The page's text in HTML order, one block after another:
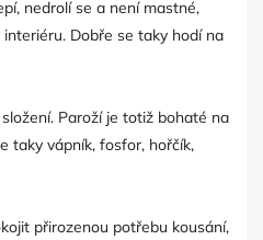
nedrolí se a není mastné,
Dobře se taky hodí na
Paroží je totiž bohaté na
taky vápník, fosfor, hořčík,
přirozenou potřebu kousání,